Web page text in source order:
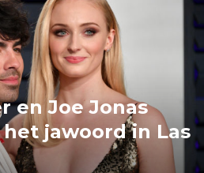
en Joe Jonas
jawoord in Las